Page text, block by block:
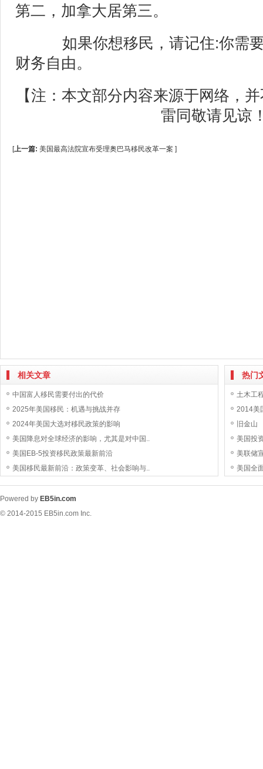
第二，加拿大居第三。
如果你想移民，请记住:你需要
财务自由。
【注：本文部分内容来源于网络，
雷同敬请见谅
[上一篇: 美国最高法院宣布受理奥巴马移民改革一案 ]
相关文章
中国富人移民需要付出的代价
2025年美国移民：机遇与挑战并存
2024年美国大选对移民政策的影响
美国降息对全球经济的影响，尤其是对中国..
美国EB-5投资移民政策最新前沿
美国移民最新前沿：政策变革、社会影响与..
热门
土木工
2014美
旧金山
美国投
美联储
美国全
Powered by EB5in.com
© 2014-2015 EB5in.com Inc.